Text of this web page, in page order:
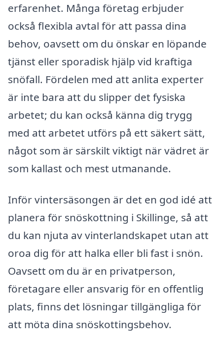
erfarenhet. Många företag erbjuder
också flexibla avtal för att passa dina
behov, oavsett om du önskar en löpande
tjänst eller sporadisk hjälp vid kraftiga
snöfall. Fördelen med att anlita experter
är inte bara att du slipper det fysiska
arbetet; du kan också känna dig trygg
med att arbetet utförs på ett säkert sätt,
något som är särskilt viktigt när vädret är
som kallast och mest utmanande.
Inför vintersäsongen är det en god idé att
planera för snöskottning i Skillinge, så att
du kan njuta av vinterlandskapet utan att
oroa dig för att halka eller bli fast i snön.
Oavsett om du är en privatperson,
företagare eller ansvarig för en offentlig
plats, finns det lösningar tillgängliga för
att möta dina snöskottingsbehov.